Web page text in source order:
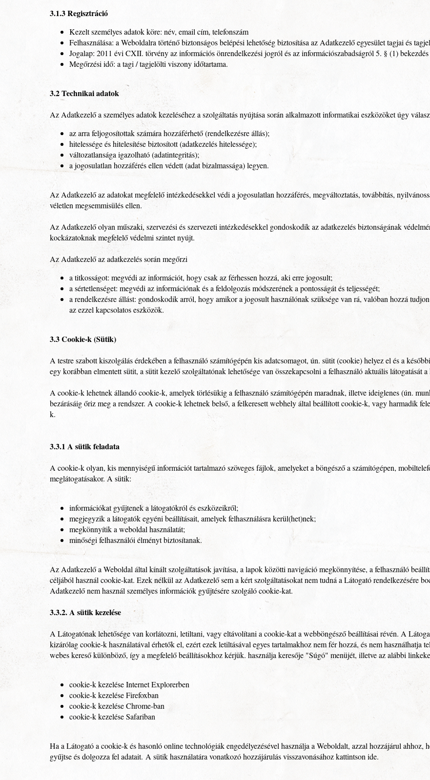
3.1.3 Regisztráció
Kezelt személyes adatok köre: név, email cím, telefonszám
Felhasználása: a Weboldalra történő biztonságos belépési lehetőség biztosítása az Adatkezelő egyesület tagjai és
Jogalap: 2011 évi CXII. törvény az információs önrendelkezési jogról és az információszabadságról 5. § (1)
Megőrzési idő: a tagi / tagjelölti viszony időtartama.
3.2 Technikai adatok
Az Adatkezelő a személyes adatok kezeléséhez a szolgáltatás nyújtása során alkalmazott informatikai eszközöket úgy
az arra feljogosítottak számára hozzáférhető (rendelkezésre állás);
hitelessége és hitelesítése biztosított (adatkezelés hitelessége);
változatlansága igazolható (adatintegritás);
a jogosulatlan hozzáférés ellen védett (adat bizalmassága) legyen.
Az Adatkezelő az adatokat megfelelő intézkedésekkel védi a jogosulatlan hozzáférés, megváltoztatás, továbbítás,
véletlen megsemmisülés ellen.
Az Adatkezelő olyan műszaki, szervezési és szervezeti intézkedésekkel gondoskodik az adatkezelés biztonságának
kockázatoknak megfelelő védelmi szintet nyújt.
Az Adatkezelő az adatkezelés során megőrzi
a titkosságot: megvédi az információt, hogy csak az férhessen hozzá, aki erre jogosult;
a sértetlenséget: megvédi az információnak és a feldolgozás módszerének a pontosságát és teljességét;
a rendelkezésre állást: gondoskodik arról, hogy amikor a jogosult használónak szüksége van rá, valóban hozzá
az ezzel kapcsolatos eszközök.
3.3 Cookie-k (Sütik)
A testre szabott kiszolgálás érdekében a felhasználó számítógépén kis adatcsomagot, ún. sütit (cookie) helyez el és a
egy korábban elmentett sütit, a sütit kezelő szolgáltatónak lehetősége van összekapcsolni a felhasználó aktuális látogatását
A cookie-k lehetnek állandó cookie-k, amelyek törlésükig a felhasználó számítógépén maradnak, illetve ideiglenes (ún.
bezárásáig őriz meg a rendszer. A cookie-k lehetnek belső, a felkeresett webhely által beállított cookie-k, vagy harmadik
k.
3.3.1 A sütik feladata
A cookie-k olyan, kis mennyiségű információt tartalmazó szöveges fájlok, amelyeket a böngésző a számítógépen,
meglátogatásakor. A sütik:
információkat gyűjtenek a látogatókról és eszközeikről;
megjegyzik a látogatók egyéni beállításait, amelyek felhasználásra kerül(het)nek;
megkönnyítik a weboldal használatát;
minőségi felhasználói élményt biztosítanak.
Az Adatkezelő a Weboldal által kínált szolgáltatások javítása, a lapok közötti navigáció megkönnyítése, a felhasználó
céljából használ cookie-kat. Ezek nélkül az Adatkezelő sem a kért szolgáltatásokat nem tudná a Látogató rendelkezésére
Adatkezelő nem használ személyes információk gyűjtésére szolgáló cookie-kat.
3.3.2. A sütik kezelése
A Látogatónak lehetősége van korlátozni, letiltani, vagy eltávolítani a cookie-kat a webböngésző beállításai révén. A
kizárólag cookie-k használatával érhetők el, ezért ezek letiltásával egyes tartalmakhoz nem fér hozzá, és nem
webes kereső különböző, így a megfelelő beállításokhoz kérjük. használja keresője "Súgó" menüjét, illetve az alábbi
cookie-k kezelése Internet Explorerben
cookie-k kezelése Firefoxban
cookie-k kezelése Chrome-ban
cookie-k kezelése Safariban
Ha a Látogató a cookie-k és hasonló online technológiák engedélyezésével használja a Weboldalt, azzal hozzájárul
gyűjtse és dolgozza fel adatait. A sütik használatára vonatkozó hozzájárulás visszavonásáhozkattintson ide.